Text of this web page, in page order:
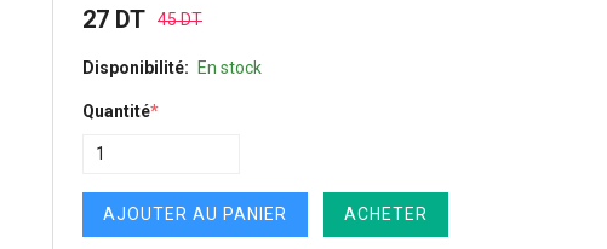
27 DT 45 DT
Disponibilité: En stock
Quantité*
AJOUTER AU PANIER ACHETER